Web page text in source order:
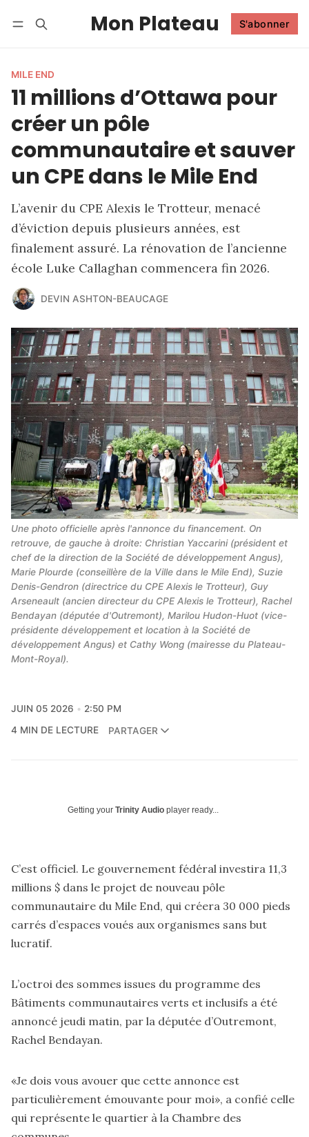
Mon Plateau S'abonner
MILE END
11 millions d’Ottawa pour
créer un pôle
communautaire et sauver
un CPE dans le Mile End
L’avenir du CPE Alexis le Trotteur, menacé
d’éviction depuis plusieurs années, est
finalement assuré. La rénovation de l’ancienne
école Luke Callaghan commencera fin 2026.
DEVIN ASHTON-BEAUCAGE
Une photo officielle après l'annonce du financement. On
retrouve, de gauche à droite: Christian Yaccarini (président et
chef de la direction de la Société de développement Angus),
Marie Plourde (conseillère de la Ville dans le Mile End), Suzie
Denis-Gendron (directrice du CPE Alexis le Trotteur), Guy
Arseneault (ancien directeur du CPE Alexis le Trotteur), Rachel
Bendayan (députée d'Outremont), Marilou Hudon-Huot (vice-
présidente développement et location à la Société de
développement Angus) et Cathy Wong (mairesse du Plateau-
Mont-Royal).
JUIN 05 2026
2:50 PM
4 MIN DE LECTURE
PARTAGER
Getting your Trinity Audio player ready...
C’est officiel. Le gouvernement fédéral investira 11,3
millions $ dans le projet de nouveau pôle
communautaire du Mile End, qui créera 30 000 pieds
carrés d’espaces voués aux organismes sans but
lucratif.
L’octroi des sommes issues du programme des
Bâtiments communautaires verts et inclusifs a été
annoncé jeudi matin, par la députée d’Outremont,
Rachel Bendayan.
«Je dois vous avouer que cette annonce est
particulièrement émouvante pour moi», a confié celle
qui représente le quartier à la Chambre des